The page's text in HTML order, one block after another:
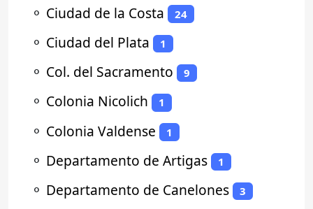
⚬ Ciudad de la Costa 24
⚬ Ciudad del Plata 1
⚬ Col. del Sacramento 9
⚬ Colonia Nicolich 1
⚬ Colonia Valdense 1
⚬ Departamento de Artigas 1
⚬ Departamento de Canelones 3